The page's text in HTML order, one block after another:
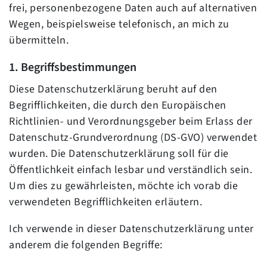
frei, personenbezogene Daten auch auf alternativen
Wegen, beispielsweise telefonisch, an mich zu
übermitteln.
1. Begriffsbestimmungen
Diese Datenschutzerklärung beruht auf den
Begrifflichkeiten, die durch den Europäischen
Richtlinien- und Verordnungsgeber beim Erlass der
Datenschutz-Grundverordnung (DS-GVO) verwendet
wurden. Die Datenschutzerklärung soll für die
Öffentlichkeit einfach lesbar und verständlich sein.
Um dies zu gewährleisten, möchte ich vorab die
verwendeten Begrifflichkeiten erläutern.
Ich verwende in dieser Datenschutzerklärung unter
anderem die folgenden Begriffe: